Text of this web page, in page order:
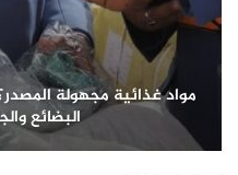
مواد غذائية مجهولة
البضائع